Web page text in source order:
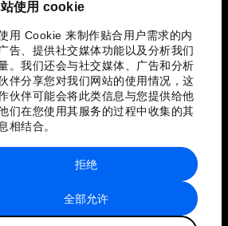
使用 cookie
用 Cookie 来制作贴合用户需求的内
告、提供社交媒体功能以及分析我们
。我们还会与社交媒体、广告和分析
伴分享您对我们网站的使用情况，这
伙伴可能会将此类信息与您提供给他
们在您使用其服务的过程中收集的其
相结合。
全部允许
拒绝
站点地图